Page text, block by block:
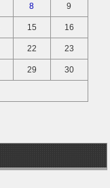
8 9
15 16
22 23
29 30